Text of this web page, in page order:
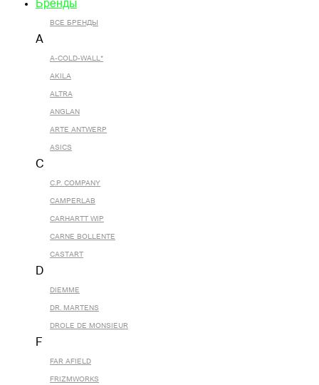
Бренды
ВСЕ БРЕНДЫ
A
A-COLD-WALL*
AKILA
ALTRA
ANGLAN
ARTE ANTWERP
ASICS
C
C.P. COMPANY
CAMPERLAB
CARHARTT WIP
CARNE BOLLENTE
CASTART
D
DIEMME
DR. MARTENS
DROLE DE MONSIEUR
F
FAR AFIELD
FRIZMWORKS